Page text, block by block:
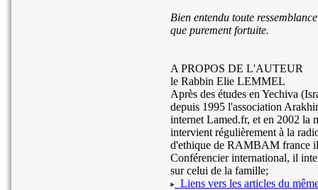
Bien entendu toute
que purement fortuite.
A PROPOS DE L'AUTEUR
le Rabbin Elie LEMMEL
Après des études en Yechiva
depuis 1995 l'association
internet Lamed.fr, et en 2002
intervient régulièrement à la
d'ethique de RAMBAM france
Conférencier international, il
sur celui de la famille;
Liens vers les articles du